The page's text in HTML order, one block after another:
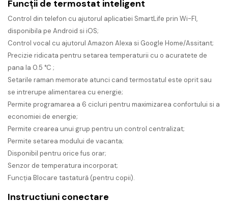
Funcții de termostat inteligent
Control din telefon cu ajutorul aplicatiei SmartLife prin Wi-FI,
disponibila pe Android si iOS;
Control vocal cu ajutorul Amazon Alexa si Google Home/Assitant;
Precizie ridicata pentru setarea temperaturii cu o acuratete de
pana la 0.5 °C ;
Setarile raman memorate atunci cand termostatul este oprit sau
se intrerupe alimentarea cu energie;
Permite programarea a 6 cicluri pentru maximizarea confortului si a
economiei de energie;
Permite crearea unui grup pentru un control centralizat;
Permite setarea modului de vacanta;
Disponibil pentru orice fus orar;
Senzor de temperatura incorporat;
Funcția Blocare tastatură (pentru copii).
Instructiuni conectare